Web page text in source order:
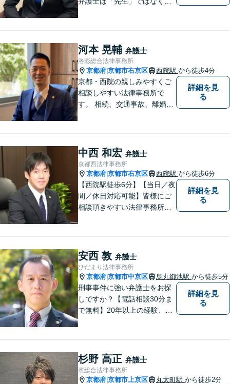
居が高いと思っていらっしゃ
る方こそ、是非一度ご相談く
ださい。
河本 晃輔 弁護士
洛彩総合法律事務所
京都府 京都市右京区 西院駅 から徒歩4分
京都・西院の親しみやすくご
相談しやすい法律事務所で
す。 相続、交通事故、離婚、
詳細を見
る
中西 和宏 弁護士
京都西法律事務所
京都府 京都市右京区 西院駅 から徒歩6分
【西院駅徒歩6分】【当日／夜
間／休日対応可能】皆様にご
相談頂きやすい法律事務所を
応可能。【法テラス利用可】
ご相談者様に寄り添って対
応。お悩みの方はお気軽にご
相談ください。
詳細を見
る
安西 敦 弁護士
ひだまり法律事務所
京都府 京都市中京区 烏丸御池駅 から徒歩5分
刑事事件に強い弁護士をお探
しですか？【電話相談30分ま
で無料】20年以上の経験、刑
人やご家族の心理面のサポー
トも大切にしています。【初
回面談30分まで無料】
詳細を見
る
杉野 高正 弁護士
濱総合法律事務所
京都府 京都市上京区 丸太町駅 から徒歩2分